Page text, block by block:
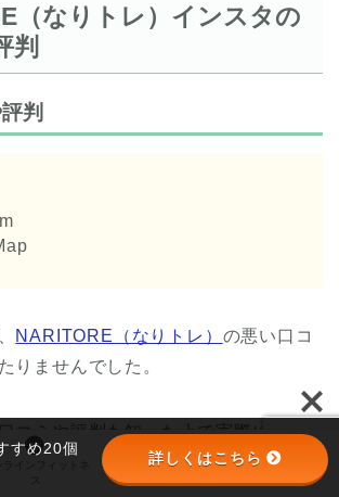
（なりトレ）インスタの
判
判
NARITORE（なりトレ） の悪い口コ
りませんでした。
コミや評判も知った上で実際に体
もの。
オンラインパーソナル パーソナルジム
すめ20個
詳しくはこちら